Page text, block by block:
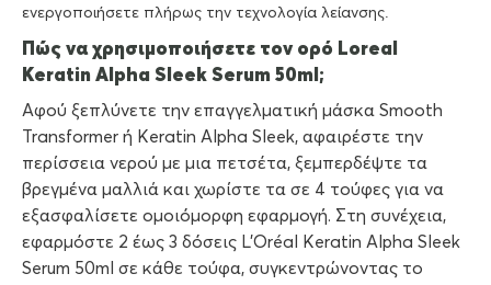
ενεργοποιήσετε πλήρως την τεχνολογία λείανσης.
Πώς να χρησιμοποιήσετε τον ορό Loreal
Keratin Alpha Sleek Serum 50ml;
Αφού ξεπλύνετε την επαγγελματική μάσκα Smooth
Transformer ή Keratin Alpha Sleek, αφαιρέστε την
περίσσεια νερού με μια πετσέτα, ξεμπερδέψτε τα
βρεγμένα μαλλιά και χωρίστε τα σε 4 τούφες για να
εξασφαλίσετε ομοιόμορφη εφαρμογή. Στη συνέχεια,
εφαρμόστε 2 έως 3 δόσεις L’Oréal Keratin Alpha Sleek
Serum 50ml σε κάθε τούφα, συγκεντρώνοντας το